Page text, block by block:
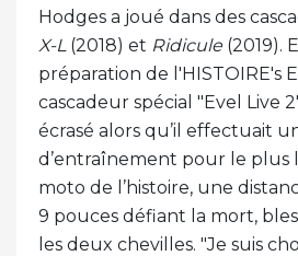
Hodges a joué dans des
X-L (2018) et Ridicule(2019).
préparation de l'HISTOIRE's
cascadeur spécial "Evel Live
écrasé alors qu’il effectuait
d’entraînement pour le plus
moto de l’histoire, une
9 pouces défiant la mort,
les deux chevilles. "Je suis